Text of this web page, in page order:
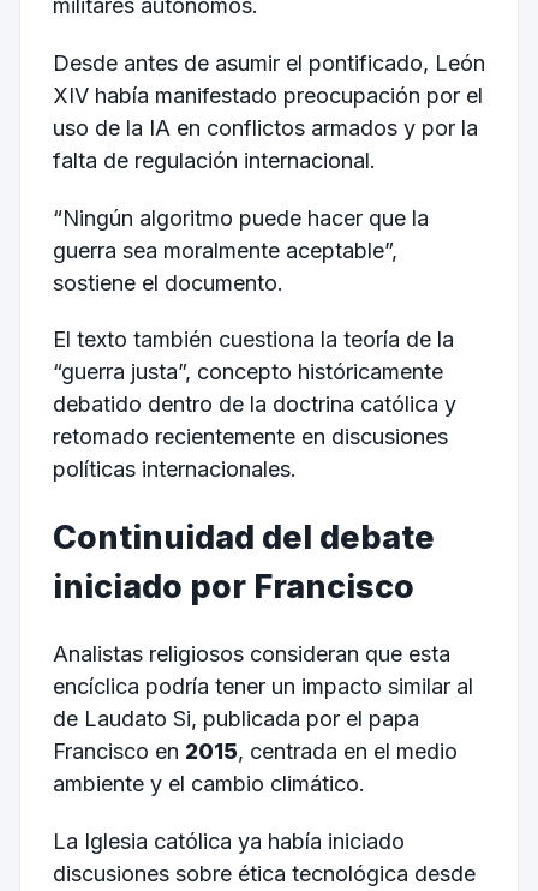
militares autónomos.
Desde antes de asumir el pontificado, León
XIV había manifestado preocupación por el
uso de la IA en conflictos armados y por la
falta de regulación internacional.
“Ningún algoritmo puede hacer que la
guerra sea moralmente aceptable”,
sostiene el documento.
El texto también cuestiona la teoría de la
“guerra justa”, concepto históricamente
debatido dentro de la doctrina católica y
retomado recientemente en discusiones
políticas internacionales.
Continuidad del debate
iniciado por Francisco
Analistas religiosos consideran que esta
encíclica podría tener un impacto similar al
de Laudato Si, publicada por el papa
Francisco en 2015, centrada en el medio
ambiente y el cambio climático.
La Iglesia católica ya había iniciado
discusiones sobre ética tecnológica desde